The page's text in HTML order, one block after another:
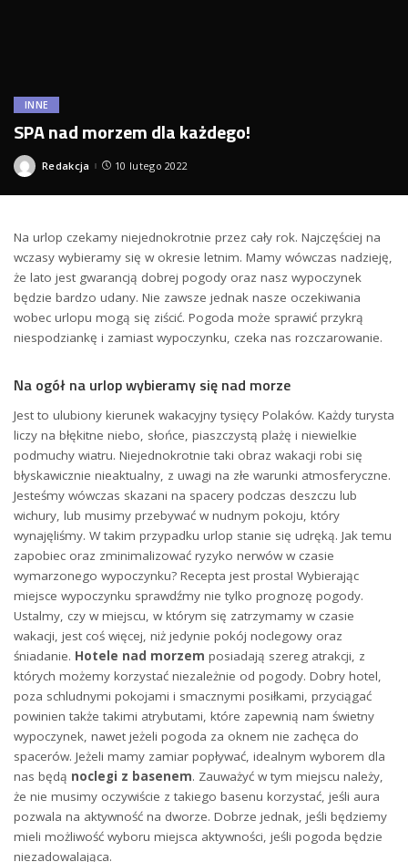
INNE
SPA nad morzem dla każdego!
Posted
Redakcja 10 lutego 2022
Na urlop czekamy niejednokrotnie przez cały rok. Najczęściej na
wczasy wybieramy się w okresie letnim. Mamy wówczas nadzieję,
że lato jest gwarancją dobrej pogody oraz nasz wypoczynek
będzie bardzo udany. Nie zawsze jednak nasze oczekiwania
wobec urlopu mogą się ziścić. Pogoda może sprawić przykrą
niespodziankę i zamiast wypoczynku, czeka nas rozczarowanie.
Na ogół na urlop wybieramy się nad morze
Jest to ulubiony kierunek wakacyjny tysięcy Polaków. Każdy turysta
liczy na błękitne niebo, słońce, piaszczystą plażę i niewielkie
podmuchy wiatru. Niejednokrotnie taki obraz wakacji robi się
błyskawicznie nieaktualny, z uwagi na złe warunki atmosferyczne.
Jesteśmy wówczas skazani na spacery podczas deszczu lub
wichury, lub musimy przebywać w nudnym pokoju, który
wynajęliśmy. W takim przypadku urlop stanie się udręką. Jak temu
zapobiec oraz zminimalizować ryzyko nerwów w czasie
wymarzonego wypoczynku? Recepta jest prosta! Wybierając
miejsce wypoczynku sprawdźmy nie tylko prognozę pogody.
Ustalmy, czy w miejscu, w którym się zatrzymamy w czasie
wakacji, jest coś więcej, niż jedynie pokój noclegowy oraz
śniadanie. Hotele nad morzem posiadają szereg atrakcji, z
których możemy korzystać niezależnie od pogody. Dobry hotel,
poza schludnymi pokojami i smacznymi posiłkami, przyciągać
powinien także takimi atrybutami, które zapewnią nam świetny
wypoczynek, nawet jeżeli pogoda za oknem nie zachęca do
spacerów. Jeżeli mamy zamiar popływać, idealnym wyborem dla
nas będą noclegi z basenem. Zauważyć w tym miejscu należy,
że nie musimy oczywiście z takiego basenu korzystać, jeśli aura
pozwala na aktywność na dworze. Dobrze jednak, jeśli będziemy
mieli możliwość wyboru miejsca aktywności, jeśli pogoda będzie
niezadowalająca.